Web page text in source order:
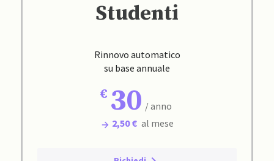
Studenti
Rinnovo automatico
su base annuale
30 / anno
2,50 € al mese